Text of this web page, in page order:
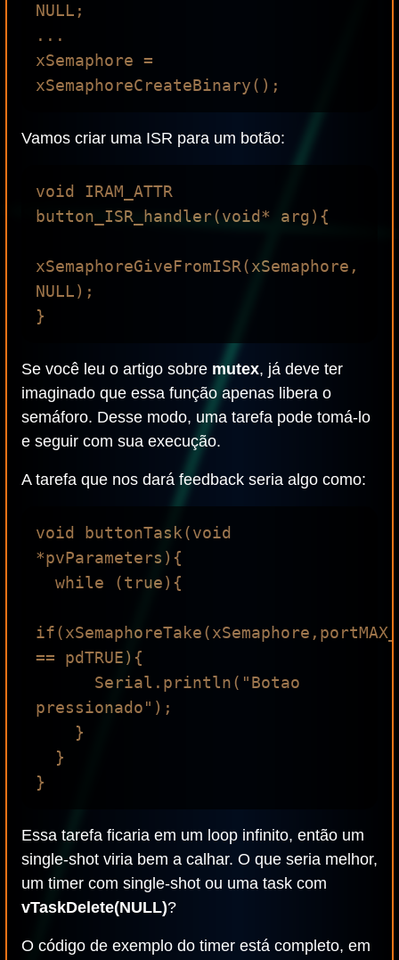
NULL;
...
xSemaphore =
Vamos criar uma ISR para um botão:
void IRAM_ATTR
button_ISR_handler(void* arg){
xSemaphoreGiveFromISR(xSemaphore,
NULL);
Se você leu o artigo sobre mutex, já deve ter
imaginado que essa função apenas libera o
semáforo. Desse modo, uma tarefa pode tomá-lo
e seguir com sua execução.
A tarefa que nos dará feedback seria algo como:
void buttonTask(void
*pvParameters){
== pdTRUE){
pressionado");
Essa tarefa ficaria em um loop infinito, então um
single-shot viria bem a calhar. O que seria melhor,
um timer com single-shot ou uma task com
vTaskDelete(NULL)?
O código de exemplo do timer está completo, em